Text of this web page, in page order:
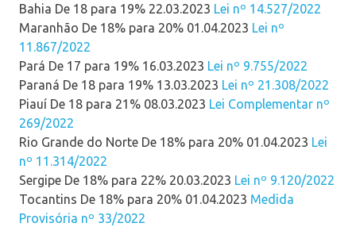
Bahia De 18 para 19% 22.03.2023 Lei nº 14.527/2022
Maranhão De 18% para 20% 01.04.2023 Lei nº
11.867/2022
Pará De 17 para 19% 16.03.2023 Lei nº 9.755/2022
Paraná De 18 para 19% 13.03.2023 Lei nº 21.308/2022
Piauí De 18 para 21% 08.03.2023 Lei Complementar nº
269/2022
Rio Grande do Norte De 18% para 20% 01.04.2023 Lei
nº 11.314/2022
Sergipe De 18% para 22% 20.03.2023 Lei nº 9.120/2022
Tocantins De 18% para 20% 01.04.2023 Medida
Provisória nº 33/2022